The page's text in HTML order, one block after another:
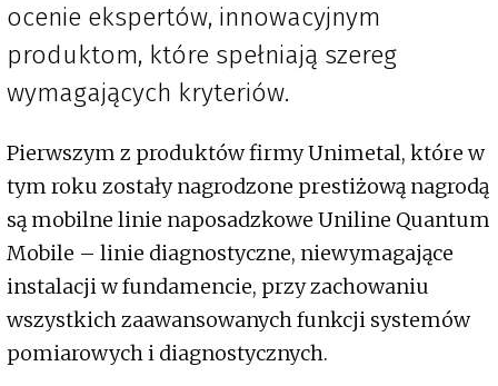
ocenie ekspertów, innowacyjnym
produktom, które spełniają szereg
wymagających kryteriów.
Pierwszym z produktów firmy Unimetal, które w
tym roku zostały nagrodzone prestiżową nagrodą
są mobilne linie naposadzkowe Uniline Quantum
Mobile – linie diagnostyczne, niewymagające
instalacji w fundamencie, przy zachowaniu
wszystkich zaawansowanych funkcji systemów
pomiarowych i diagnostycznych.